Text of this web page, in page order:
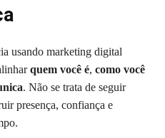
usando marketing digital
quem você é, como você
. Não se trata de seguir
presença, confiança e